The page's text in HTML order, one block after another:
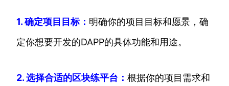
1. 确定项目目标： 明确你的项目目标和愿景，确
定你想要开发的DAPP的具体功能和用途。
2. 选择合适的区块练平台： 根据你的项目需求和